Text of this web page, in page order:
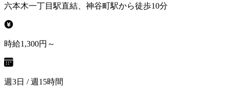
六本木一丁目駅直結、神谷町駅から徒歩10分
時給1,300円～
週3日 / 週15時間